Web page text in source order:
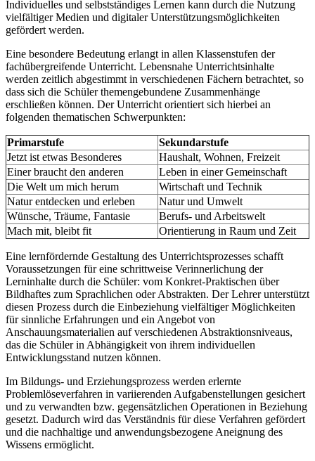
Individuelles und selbstständiges Lernen kann durch die Nutzung
vielfältiger Medien und digitaler Unterstützungsmöglichkeiten
gefördert werden.
Eine besondere Bedeutung erlangt in allen Klassenstufen der
fachübergreifende Unterricht. Lebensnahe Unterrichtsinhalte
werden zeitlich abgestimmt in verschiedenen Fächern betrachtet, so
dass sich die Schüler themengebundene Zusammenhänge
erschließen können. Der Unterricht orientiert sich hierbei an
folgenden thematischen Schwerpunkten:
Primarstufe
Sekundarstufe
Jetzt ist etwas Besonderes
Haushalt, Wohnen, Freizeit
Einer braucht den anderen
Leben in einer Gemeinschaft
Die Welt um mich herum
Wirtschaft und Technik
Natur entdecken und erleben
Natur und Umwelt
Wünsche, Träume, Fantasie
Berufs- und Arbeitswelt
Mach mit, bleibt fit
Orientierung in Raum und Zeit
Eine lernfördernde Gestaltung des Unterrichtsprozesses schafft
Voraussetzungen für eine schrittweise Verinnerlichung der
Lerninhalte durch die Schüler: vom Konkret-Praktischen über
Bildhaftes zum Sprachlichen oder Abstrakten. Der Lehrer unterstützt
diesen Prozess durch die Einbeziehung vielfältiger Möglichkeiten
für sinnliche Erfahrungen und ein Angebot von
Anschauungsmaterialien auf verschiedenen Abstraktionsniveaus,
das die Schüler in Abhängigkeit von ihrem individuellen
Entwicklungsstand nutzen können.
Im Bildungs- und Erziehungsprozess werden erlernte
Problemlöseverfahren in variierenden Aufgabenstellungen gesichert
und zu verwandten bzw. gegensätzlichen Operationen in Beziehung
gesetzt. Dadurch wird das Verständnis für diese Verfahren gefördert
und die nachhaltige und anwendungsbezogene Aneignung des
Wissens ermöglicht.